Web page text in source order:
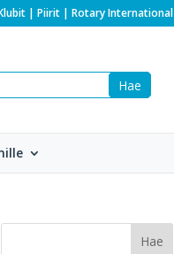
| Piirit| Rotary International